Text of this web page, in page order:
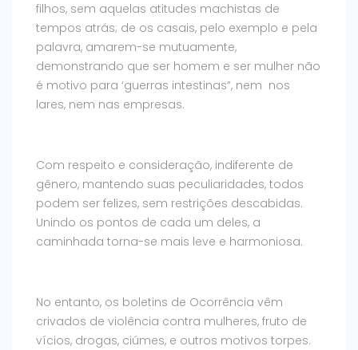
filhos, sem aquelas atitudes machistas de
tempos atrás; de os casais, pelo exemplo e pela
palavra, amarem-se mutuamente,
demonstrando que ser homem e ser mulher não
é motivo para ‘guerras intestinas”, nem nos
lares, nem nas empresas.
Com respeito e consideração, indiferente de
gênero, mantendo suas peculiaridades, todos
podem ser felizes, sem restrições descabidas.
Unindo os pontos de cada um deles, a
caminhada torna-se mais leve e harmoniosa.
No entanto, os boletins de Ocorrência vêm
crivados de violência contra mulheres, fruto de
vícios, drogas, ciúmes, e outros motivos torpes.